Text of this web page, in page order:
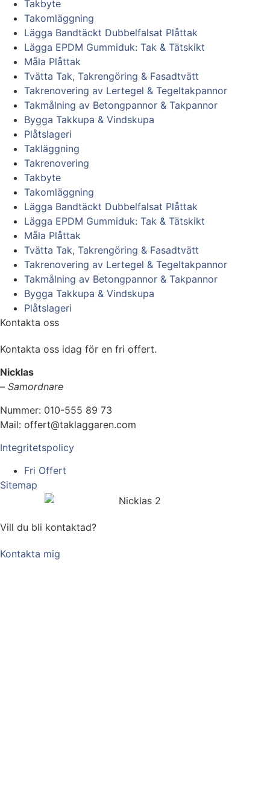
Takbyte
Takomläggning
Lägga Bandtäckt Dubbelfalsat Plåttak
Lägga EPDM Gummiduk: Tak & Tätskikt
Måla Plåttak
Tvätta Tak, Takrengöring & Fasadtvätt
Takrenovering av Lertegel & Tegeltakpannor
Takmålning av Betongpannor & Takpannor
Bygga Takkupa & Vindskupa
Plåtslageri
Takläggning
Takrenovering
Takbyte
Takomläggning
Lägga Bandtäckt Dubbelfalsat Plåttak
Lägga EPDM Gummiduk: Tak & Tätskikt
Måla Plåttak
Tvätta Tak, Takrengöring & Fasadtvätt
Takrenovering av Lertegel & Tegeltakpannor
Takmålning av Betongpannor & Takpannor
Bygga Takkupa & Vindskupa
Plåtslageri
Kontakta oss
Kontakta oss idag för en fri offert.
Nicklas
– Samordnare
Nummer: 010-555 89 73
Mail: offert@taklaggaren.com
Integritetspolicy
Fri Offert
Sitemap
Vill du bli kontaktad?
Kontakta mig